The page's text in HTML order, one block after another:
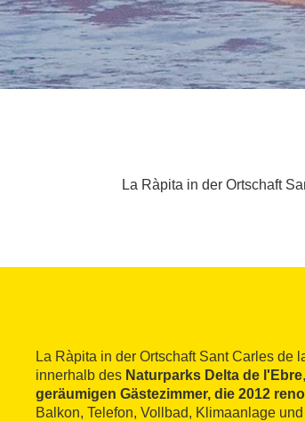
La Ràpita in der Ortschaft
La Ràpita in der Ortschaft Sant Carles de
innerhalb des Naturparks Delta de l'Ebre
geräumigen Gästezimmer, die 2012
Balkon, Telefon, Vollbad, Klimaanlage